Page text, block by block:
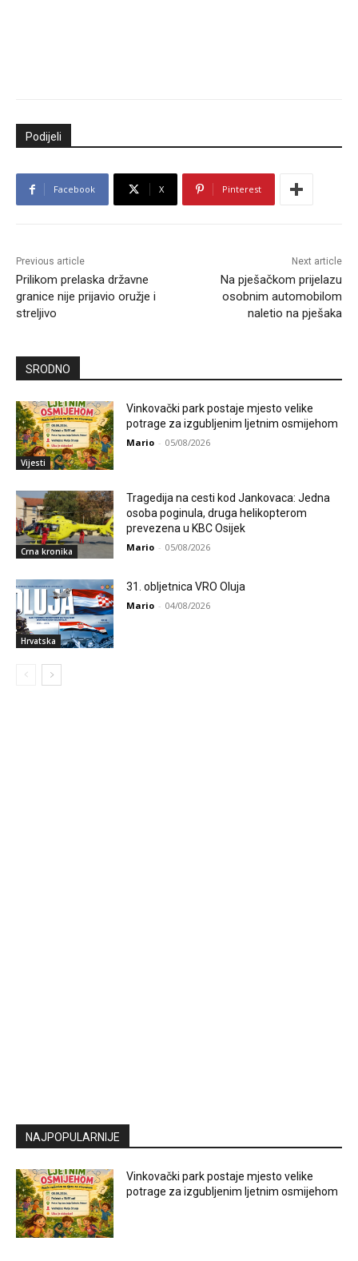
Podijeli
Facebook X Pinterest
Previous article
Prilikom prelaska državne
granice nije prijavio oružje i
streljivo
Next article
Na pješačkom prijelazu
osobnim automobilom
naletio na pješaka
SRODNO
Vijesti
Vinkovački park postaje mjesto velike
potrage za izgubljenim ljetnim osmijehom
Mario - 05/08/2026
Crna kronika
Tragedija na cesti kod Jankovaca: Jedna
osoba poginula, druga helikopterom
prevezena u KBC Osijek
Mario - 05/08/2026
Hrvatska
31. obljetnica VRO Oluja
Mario - 04/08/2026
NAJPOPULARNIJE
Vinkovački park postaje mjesto velike
potrage za izgubljenim ljetnim osmijehom